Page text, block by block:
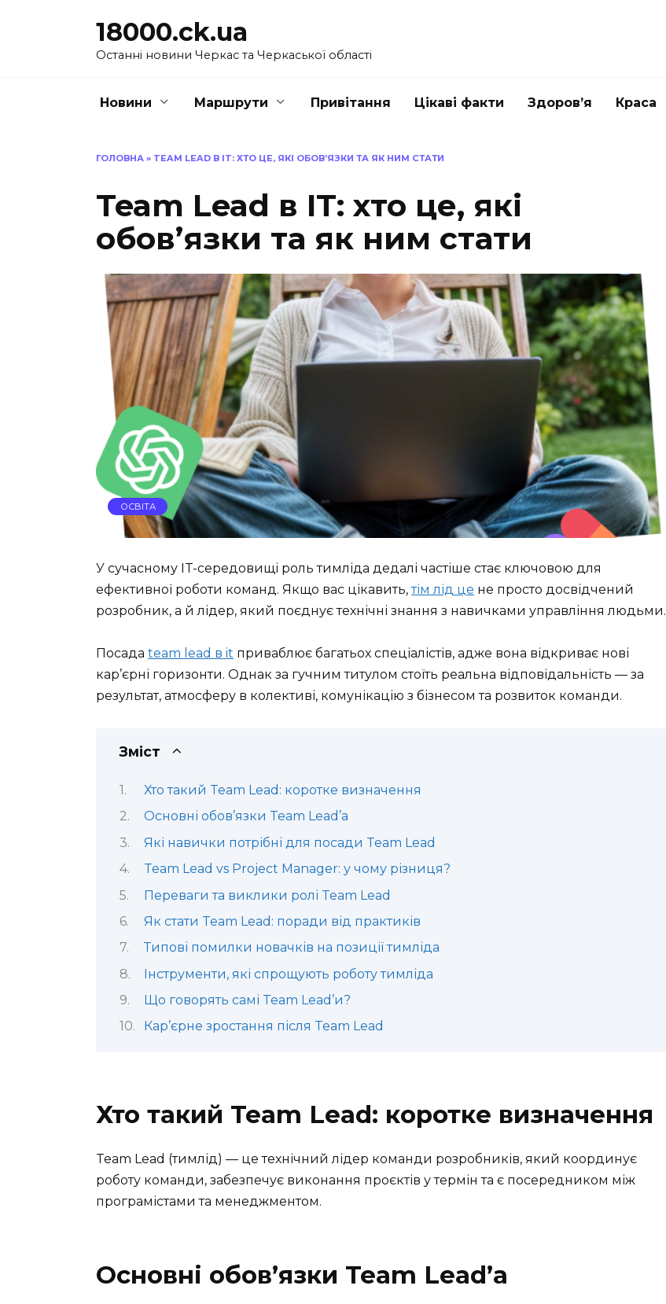
18000.ck.ua
Останні новини Черкас та Черкаської області
Новини Маршрути Привітання Цікаві факти Здоров’я Краса
ГОЛОВНА » TEAM LEAD В IT: ХТО ЦЕ, ЯКІ ОБОВ’ЯЗКИ ТА ЯК НИМ СТАТИ
Team Lead в IT: хто це, які
обов’язки та як ним стати
ОСВІТА
У сучасному IT-середовищі роль тимліда дедалі частіше стає ключовою для
ефективної роботи команд. Якщо вас цікавить,тім лід це не просто досвідчений
розробник, а й лідер, який поєднує технічні знання з навичками управління людьми.
Посада team lead в it приваблює багатьох спеціалістів, адже вона відкриває нові
кар’єрні горизонти. Однак за гучним титулом стоїть реальна відповідальність — за
результат, атмосферу в колективі, комунікацію з бізнесом та розвиток команди.
Зміст
Хто такий Team Lead: коротке визначення
Основні обов’язки Team Lead’а
Які навички потрібні для посади Team Lead
Team Lead vs Project Manager: у чому різниця?
Переваги та виклики ролі Team Lead
Як стати Team Lead: поради від практиків
Типові помилки новачків на позиції тимліда
Інструменти, які спрощують роботу тимліда
Що говорять самі Team Lead’и?
Кар’єрне зростання після Team Lead
Хто такий Team Lead: коротке визначення
Team Lead (тимлід) — це технічний лідер команди розробників, який координує
роботу команди, забезпечує виконання проєктів у термін та є посередником між
програмістами та менеджментом.
Основні обов’язки Team Lead’а